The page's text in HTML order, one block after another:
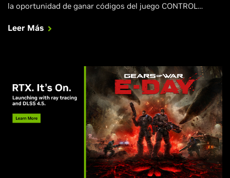
la oportunidad de ganar códigos del juego CONTROL
puedes obtener una suscripción gratuita de 3 meses a
Leer Más